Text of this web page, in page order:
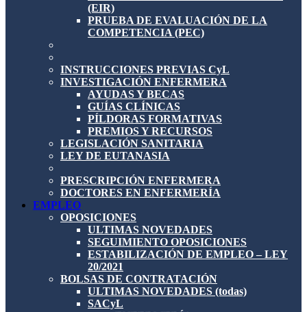
(EIR)
PRUEBA DE EVALUACIÓN DE LA
COMPETENCIA (PEC)
INSTRUCCIONES PREVIAS CyL
INVESTIGACIÓN ENFERMERA
AYUDAS Y BECAS
GUÍAS CLÍNICAS
PÍLDORAS FORMATIVAS
PREMIOS Y RECURSOS
LEGISLACIÓN SANITARIA
LEY DE EUTANASIA
PRESCRIPCIÓN ENFERMERA
DOCTORES EN ENFERMERÍA
EMPLEO
OPOSICIONES
ULTIMAS NOVEDADES
SEGUIMIENTO OPOSICIONES
ESTABILIZACIÓN DE EMPLEO – LEY
20/2021
BOLSAS DE CONTRATACIÓN
ULTIMAS NOVEDADES (todas)
SACyL